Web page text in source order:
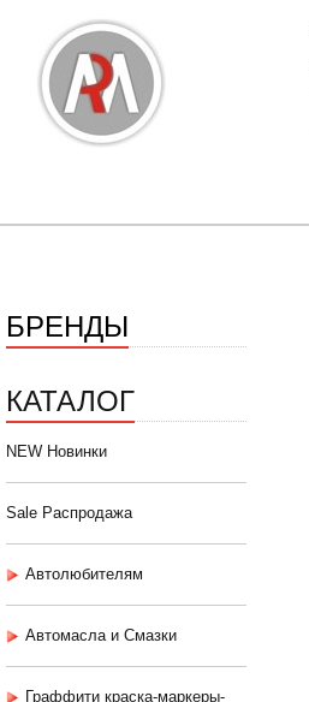
БРЕНДЫ
КАТАЛОГ
NEW Новинки
Sale Распродажа
Автолюбителям
Автомасла и Смазки
Граффити краска-маркеры-